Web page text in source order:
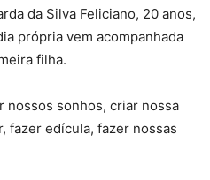
da Silva Feliciano, 20 anos,
própria vem acompanhada
filha.
nossos sonhos, criar nossa
fazer edícula, fazer nossas